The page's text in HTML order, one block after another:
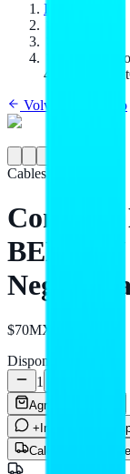
Inicio
Conector
45, Negro,
Volver al catálogo
Cables
BELDEN
Negro,
$70MXN
Disponible
1
Agregar al carrito
+Info por
Calcular costo de